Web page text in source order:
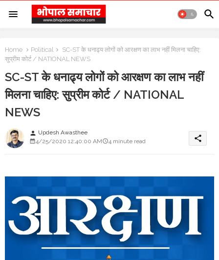
Home Political
SC-ST के धनाढ्य लोगों को आरक्षण का लाभ नहीं मिलना चाहिए:
सुप्रीम कोर्ट / NATIONAL NEWS
SC-ST के धनाढ्य लोगों को आरक्षण का लाभ नहीं
मिलना चाहिए: सुप्रीम कोर्ट / NATIONAL
NEWS
person Updesh Awasthee
4/25/2020 12:40:00 AM
4 minute read share